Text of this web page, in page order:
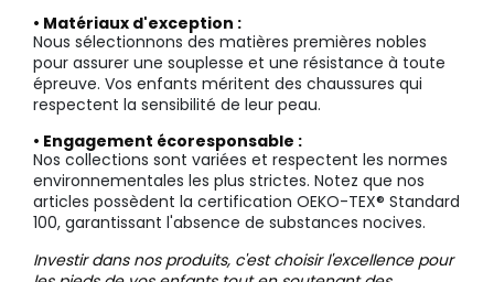
• Matériaux d'exception :
Nous sélectionnons des matières premières nobles
pour assurer une souplesse et une résistance à toute
épreuve. Vos enfants méritent des chaussures qui
respectent la sensibilité de leur peau.
• Engagement écoresponsable :
Nos collections sont variées et respectent les normes
environnementales les plus strictes. Notez que nos
articles possèdent la certification OEKO-TEX® Standard
100, garantissant l'absence de substances nocives.
Investir dans nos produits, c'est choisir l'excellence pour